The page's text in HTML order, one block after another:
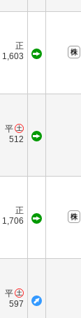
正
1,603
平
512
正
1,706
平
597